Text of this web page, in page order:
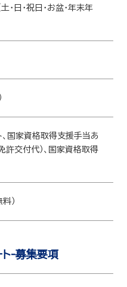
・日・祝日・お盆・年末年
、国家資格取得支援手当あ
免許交付代）、国家資格取得
）
ト-募集要項